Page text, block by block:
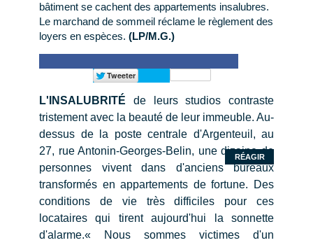
RÉAGIR
bâtiment se cachent des appartements insalubres.
Le marchand de sommeil réclame le règlement des
loyers en espèces. (LP/M.G.)
L'INSALUBRITÉ de leurs studios contraste
tristement avec la beauté de leur immeuble. Au-
dessus de la poste centrale d'Argenteuil, au
27, rue Antonin-Georges-Belin, une dizaine de
personnes vivent dans d'anciens bureaux
transformés en appartements de fortune. Des
conditions de vie très difficiles pour ces
locataires qui tirent aujourd'hui la sonnette
d'alarme.« Nous sommes victimes d'un